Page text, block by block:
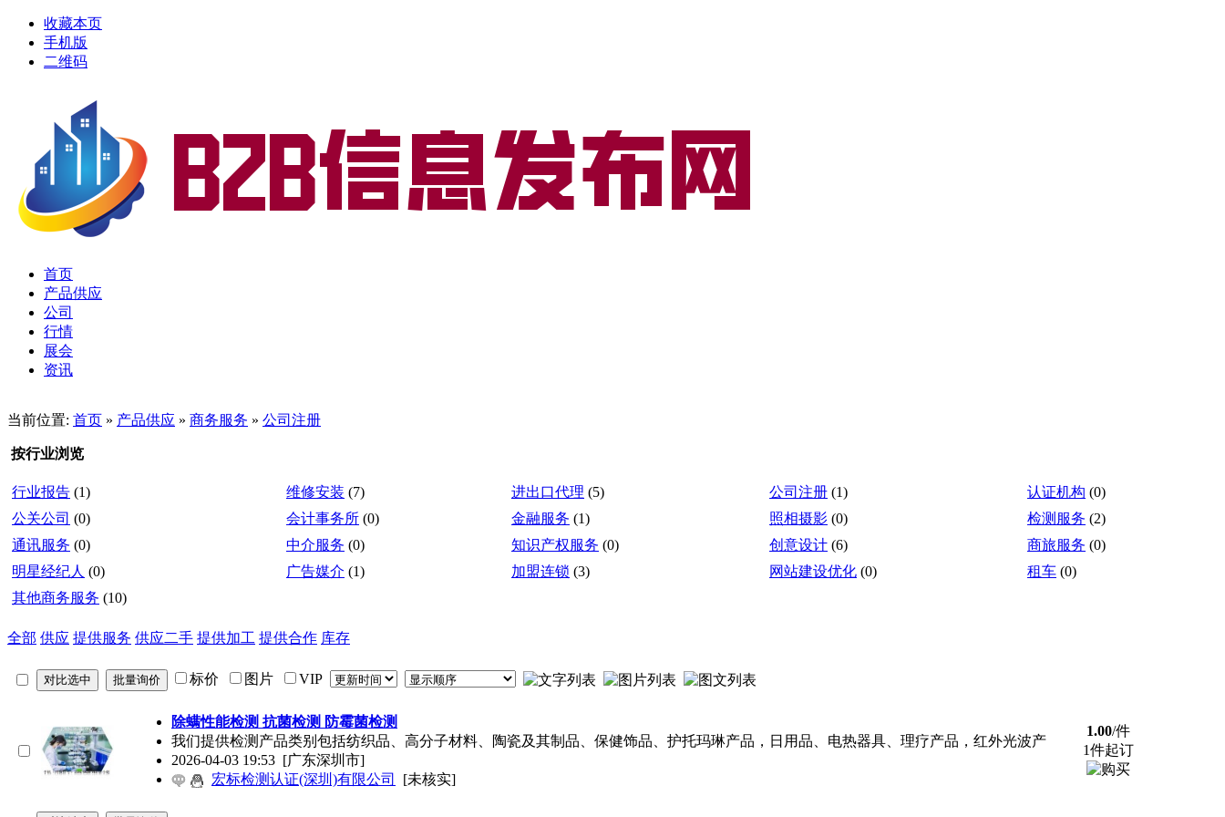
收藏本页
手机版
二维码
首页
产品供应
公司
行情
展会
资讯
当前位置: 首页 » 产品供应 » 商务服务 » 公司注册
按行业浏览
行业报告 (1) 维修安装 (7) 进出口代理 (5) 公司注册 (1) 认证机构 (0)
公关公司 (0) 会计事务所 (0) 金融服务 (1) 照相摄影 (0) 检测服务 (2)
通讯服务 (0) 中介服务 (0) 知识产权服务 (0) 创意设计 (6) 商旅服务 (0)
明星经纪人 (0) 广告媒介 (1) 加盟连锁 (3) 网站建设优化 (0) 租车 (0)
其他商务服务 (10)
全部 供应 提供服务 供应二手 提供加工 提供合作 库存
标价 图片 VIP
除螨性能检测 抗菌检测 防霉菌检测
我们提供检测产品类别包括纺织品、高分子材料、陶瓷及其制品、保健饰品、护托玛琳产品，日用品、电热器具、理疗产品，红外光波产
2026-04-03 19:53 [广东深圳市]
宏标检测认证(深圳)有限公司
[未核实]
1.00/件
1件起订